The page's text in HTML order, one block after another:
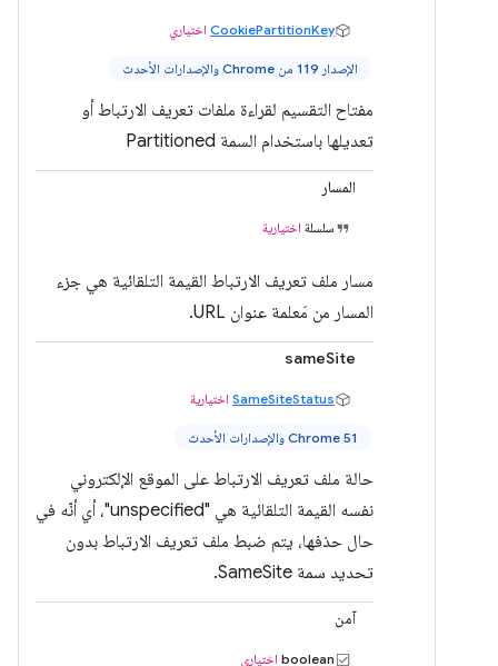
CookiePartitionKey اختياري
الإصدار 119 من Chrome والإصدارات الأحدث
مفتاح التقسيم لقراءة ملفات تعريف الارتباط أو
تعديلها باستخدام السمة Partitioned
المسار
سلسلة اختيارية
مسار ملف تعريف الارتباط القيمة التلقائية هي جزء
المسار من مَعلمة عنوان URL.
sameSite
SameSiteStatus اختيارية
Chrome 51 والإصدارات الأحدث
حالة ملف تعريف الارتباط على الموقع الإلكتروني
نفسه القيمة التلقائية هي "unspecified"، أي أنّه في
حال حذفها، يتم ضبط ملف تعريف الارتباط بدون
تحديد سمة SameSite.
آمن
boolean اختياري